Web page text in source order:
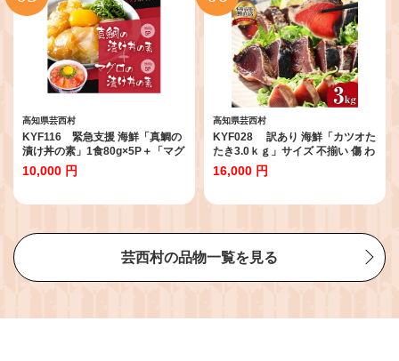
高知県芸西村
KYF116 緊急支援 海鮮「真鯛の
漬け丼の素」1食80g×5P＋「マグ
ロの漬け丼の素」1食80g×5P《迷
子の真鯛を食べて応援 養殖生産業
冷凍 保存食 小分け 高知 海鮮丼 一
10,000 円
高知県芸西村
KYF028 訳あり 海鮮「カツオた
たき3.0ｋｇ」サイズ 不揃い 傷 わ
けあり 人気 故郷納税 ランキン
グ 本気の感謝品 今だけ かつおの
おのタタキ 訳アリ 訳
16,000 円
芸西村の品物一覧を見る